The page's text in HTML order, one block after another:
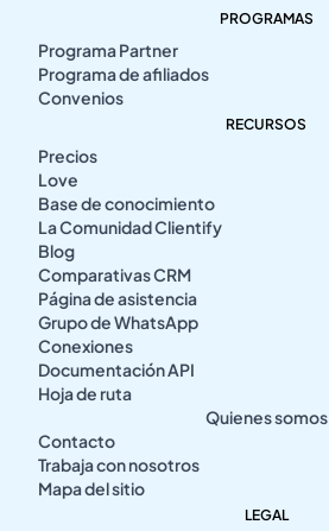
PROGRAMAS
Programa Partner
Programa de afiliados
Convenios
RECURSOS
Precios
Love
Base de conocimiento
La Comunidad Clientify
Blog
Comparativas CRM
Página de asistencia
Grupo de WhatsApp
Conexiones
Documentación API
Hoja de ruta
Quienes somos
Contacto
Trabaja con nosotros
Mapa del sitio
LEGAL